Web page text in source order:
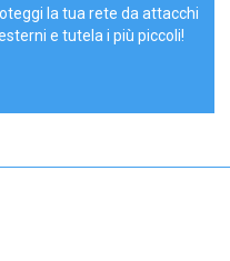
la tua rete da attacchi
e tutela i più piccoli!